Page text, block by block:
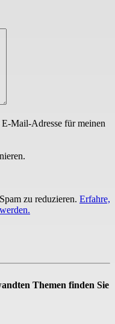
Mail-Adresse für meinen
zu reduzieren. Erfahre,
Themen finden Sie